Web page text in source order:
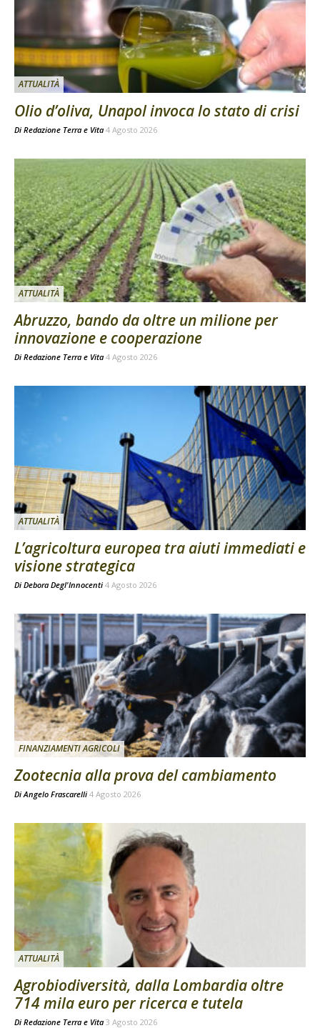
ATTUALITÀ
Olio d’oliva, Unapol invoca lo stato di crisi
Di Redazione Terra e Vita 4 Agosto 2026
ATTUALITÀ
Abruzzo, bando da oltre un milione per
innovazione e cooperazione
Di Redazione Terra e Vita 4 Agosto 2026
ATTUALITÀ
L’agricoltura europea tra aiuti immediati e
visione strategica
Di Debora Degl'Innocenti 4 Agosto 2026
FINANZIAMENTI AGRICOLI
Zootecnia alla prova del cambiamento
DiAngelo Frascarelli 4 Agosto 2026
ATTUALITÀ
Agrobiodiversità, dalla Lombardia oltre
714 mila euro per ricerca e tutela
Di Redazione Terra e Vita 3 Agosto 2026